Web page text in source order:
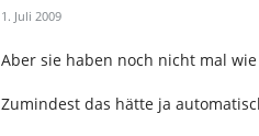
1. Juli 2009
Aber sie haben noch nicht mal
Zumindest das hätte ja